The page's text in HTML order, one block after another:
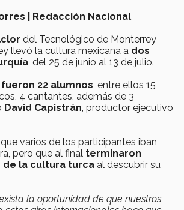
| Redacción Nacional
del Tecnológico de Monterrey
llevó la cultura mexicana a dos
, del 25 de junio al 13 de julio.
fueron 22 alumnos , entre ellos 15
4 cantantes, además de 3
David Capistrán , productor ejecutivo
varios de los participantes iban
pero que al final terminaron
de la cultura turca al descubrir su
la oportunidad de que nuestros